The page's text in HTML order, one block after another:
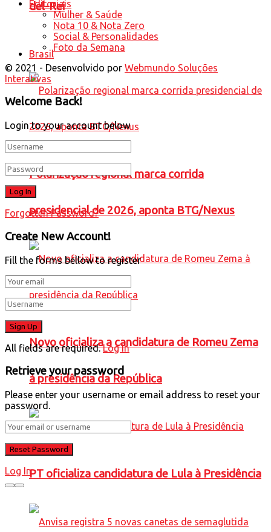
del-Rei
Brasil
Polarização regional marca corrida
presidencial de 2026, aponta BTG/Nexus
Novo oficializa a candidatura de Romeu Zema
à presidência da República
PT oficializa candidatura de Lula à Presidência
Editoriais
Mulher & Saúde
Nota 10 & Nota Zero
Social & Personalidades
Foto da Semana
© 2021 - Desenvolvido por Webmundo Soluções
Interativas
Welcome Back!
Login to your account below
Forgotten Password?
Create New Account!
Fill the forms bellow to register
All fields are required. Log In
Retrieve your password
Please enter your username or email address to reset your
password.
Log In